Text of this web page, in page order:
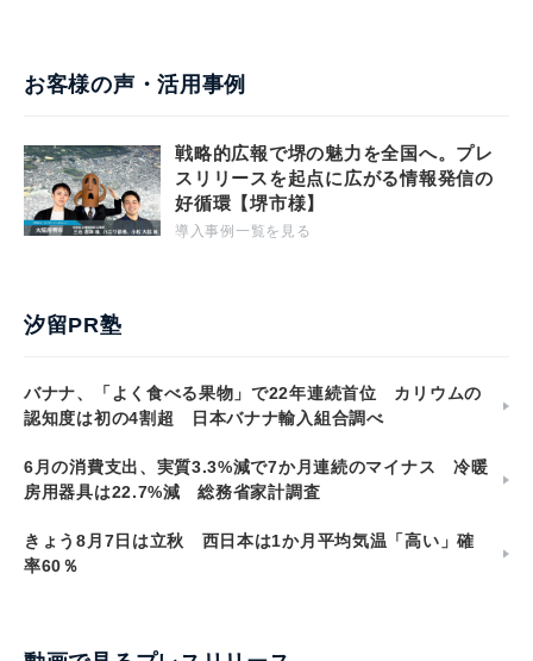
お客様の声・活用事例
戦略的広報で堺の魅力を全国へ。プレ
スリリースを起点に広がる情報発信の
好循環【堺市様】
導入事例一覧を見る
汐留PR塾
バナナ、「よく食べる果物」で22年連続首位 カリウムの
認知度は初の4割超 日本バナナ輸入組合調べ
6月の消費支出、実質3.3%減で7か月連続のマイナス 冷暖
房用器具は22.7%減 総務省家計調査
きょう8月7日は立秋 西日本は1か月平均気温「高い」確
率60％